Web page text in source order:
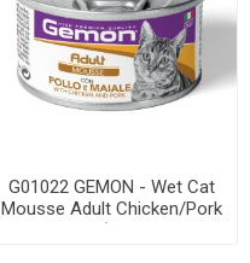
G01022 GEMON - Wet Cat
Mousse Adult Chicken/Pork
85 g (pak.2...